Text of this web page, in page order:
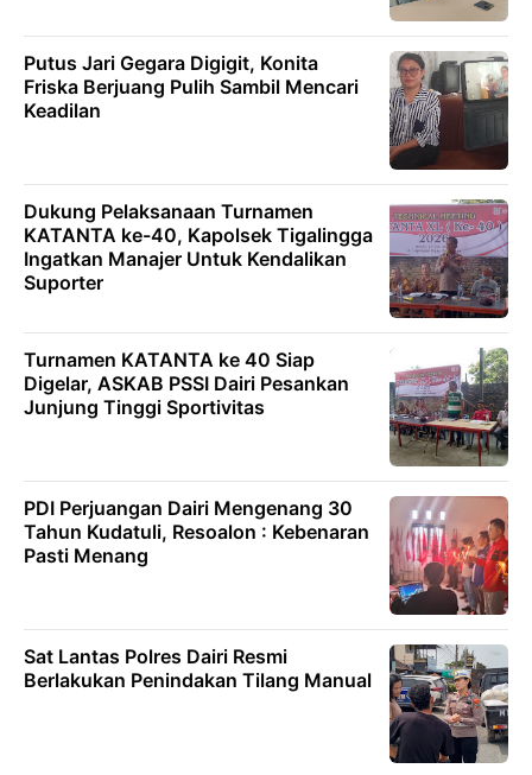
Putus Jari Gegara Digigit, Konita
Friska Berjuang Pulih Sambil Mencari
Keadilan
Dukung Pelaksanaan Turnamen
KATANTA ke-40, Kapolsek Tigalingga
Ingatkan Manajer Untuk Kendalikan
Suporter
Turnamen KATANTA ke 40 Siap
Digelar, ASKAB PSSI Dairi Pesankan
Junjung Tinggi Sportivitas
PDI Perjuangan Dairi Mengenang 30
Tahun Kudatuli, Resoalon : Kebenaran
Pasti Menang
Sat Lantas Polres Dairi Resmi
Berlakukan Penindakan Tilang Manual